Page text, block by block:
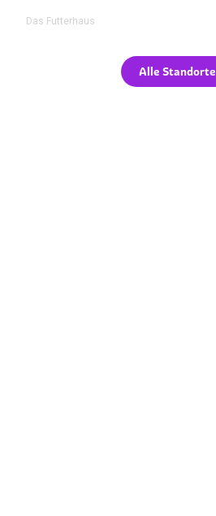
Das Futterhaus
Alle Standorte